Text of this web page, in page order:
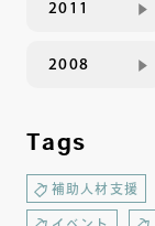
2011
2008
Tags
補助人材支援